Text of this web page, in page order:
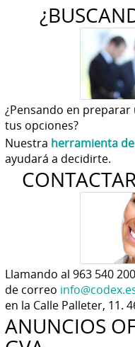
¿Pensando en preparar
tus opciones?
Nuestra herramienta
ayudará a decidirte.
Llamando al 963 540
de correo
en la Calle Palleter, 11.
ANUNCIOS